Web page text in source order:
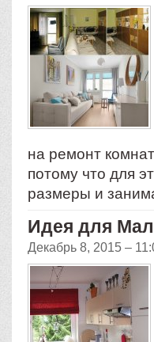
на ремонт
потому что для
размеры и
Идея для
Декабрь 8, 2015 –